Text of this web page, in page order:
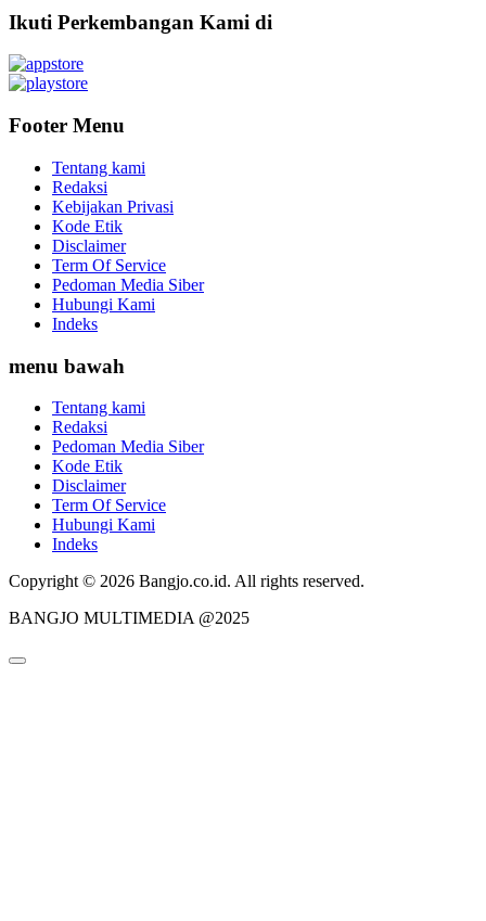
Ikuti Perkembangan Kami di
Footer Menu
Tentang kami
Redaksi
Kebijakan Privasi
Kode Etik
Disclaimer
Term Of Service
Pedoman Media Siber
Hubungi Kami
Indeks
menu bawah
Tentang kami
Redaksi
Pedoman Media Siber
Kode Etik
Disclaimer
Term Of Service
Hubungi Kami
Indeks
Copyright © 2026 Bangjo.co.id. All rights reserved.
BANGJO MULTIMEDIA @2025